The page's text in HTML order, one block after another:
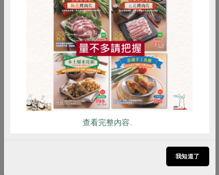
旅行三寶：茶籽粉、小蘇打和檸檬酸。
茶籽粉洗髮ing
RPET 食譜 減硝酸鹽
雞蛋 食安 共同購買
查看完整內容..
我知道了